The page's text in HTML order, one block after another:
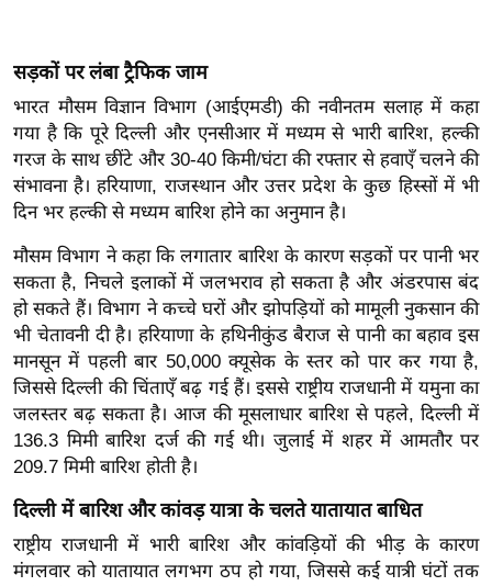
य
यं
ग
इं
डि
या
सा
हि
त्य
ज
ग
त
ऑ
व
र्ल्ड
न्यू
सड़कों पर लंबा ट्रैफिक जाम
भारत मौसम विज्ञान विभाग (आईएमडी) की नवीनतम सलाह में कहा
गया है कि पूरे दिल्ली और एनसीआर में मध्यम से भारी बारिश, हल्की
गरज के साथ छींटे और 30-40 किमी/घंटा की रफ्तार से हवाएँ चलने की
संभावना है। हरियाणा, राजस्थान और उत्तर प्रदेश के कुछ हिस्सों में भी
दिन भर हल्की से मध्यम बारिश होने का अनुमान है।
मौसम विभाग ने कहा कि लगातार बारिश के कारण सड़कों पर पानी भर
सकता है, निचले इलाकों में जलभराव हो सकता है और अंडरपास बंद
हो सकते हैं। विभाग ने कच्चे घरों और झोपड़ियों को मामूली नुकसान की
भी चेतावनी दी है। हरियाणा के हथिनीकुंड बैराज से पानी का बहाव इस
मानसून में पहली बार 50,000 क्यूसेक के स्तर को पार कर गया है,
जिससे दिल्ली की चिंताएँ बढ़ गई हैं। इससे राष्ट्रीय राजधानी में यमुना का
जलस्तर बढ़ सकता है। आज की मूसलाधार बारिश से पहले, दिल्ली में
136.3 मिमी बारिश दर्ज की गई थी। जुलाई में शहर में आमतौर पर
209.7 मिमी बारिश होती है।
दिल्ली में बारिश और कांवड़ यात्रा के चलते यातायात बाधित
राष्ट्रीय राजधानी में भारी बारिश और कांवड़ियों की भीड़ के कारण
मंगलवार को यातायात लगभग ठप हो गया, जिससे कई यात्री घंटों तक